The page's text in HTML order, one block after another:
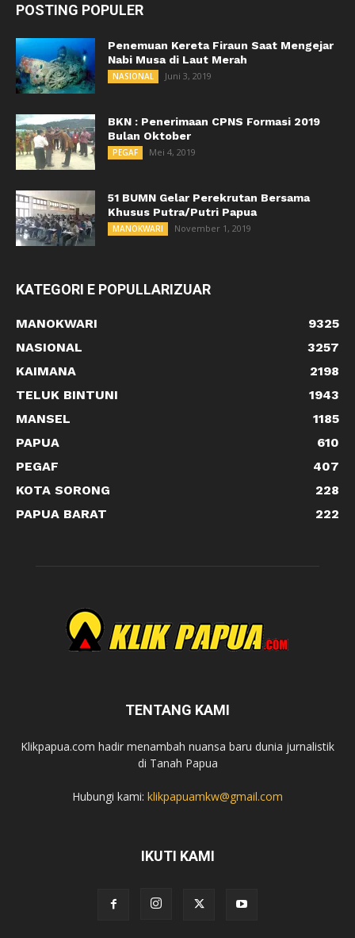
POSTING POPULER
Penemuan Kereta Firaun Saat Mengejar
Nabi Musa di Laut Merah
NASIONAL Juni 3, 2019
BKN : Penerimaan CPNS Formasi 2019
Bulan Oktober
PEGAF Mei 4, 2019
51 BUMN Gelar Perekrutan Bersama
Khusus Putra/Putri Papua
MANOKWARI November 1, 2019
KATEGORI E POPULLARIZUAR
MANOKWARI
9325
NASIONAL
3257
KAIMANA
2198
TELUK BINTUNI
1943
MANSEL
1185
PAPUA
610
PEGAF
407
KOTA SORONG
228
PAPUA BARAT
222
TENTANG KAMI
Klikpapua.com hadir menambah nuansa baru dunia jurnalistik
di Tanah Papua
Hubungi kami: klikpapuamkw@gmail.com
IKUTI KAMI